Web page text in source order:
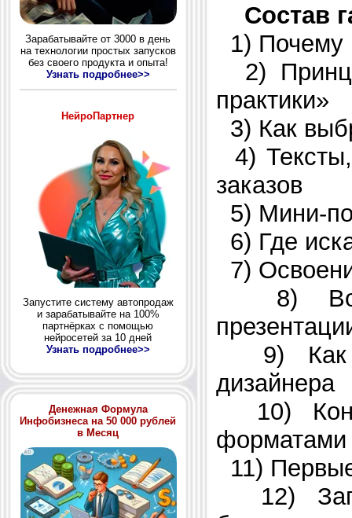
Зарабатывайте от 3000 в день
на технологии простых запусков
без своего продукта и опыта!
Узнать подробнее>>
НейроПартнер
Запустите систему автопродаж
и зарабатывайте на 100%
партнёрках с помощью
нейросетей за 10 дней
Узнать подробнее>>
Денежная Формула
Инфобизнеса на 50 000 рублей
в Месяц
Состав
1) Почему
2)
практики»
3) Как
4)
заказов
5) Мини-
6) Где
7)
8)
9) Как
дизайнера
10)
форматами
11)
12)